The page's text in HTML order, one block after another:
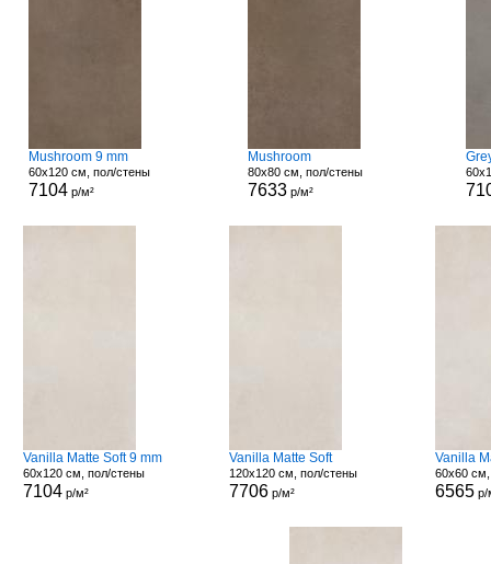
Mushroom 9 mm
60x120 см, пол/стены
7104 р/м²
Mushroom
80x80 см, пол/стены
7633р/м²
Vanilla Matte Soft 9 mm
60x120 см, пол/стены
7104р/м²
Vanilla Matte Soft
120x120 см, пол/стены
7706 р/м²
Vanilla
60x60
6565 р/